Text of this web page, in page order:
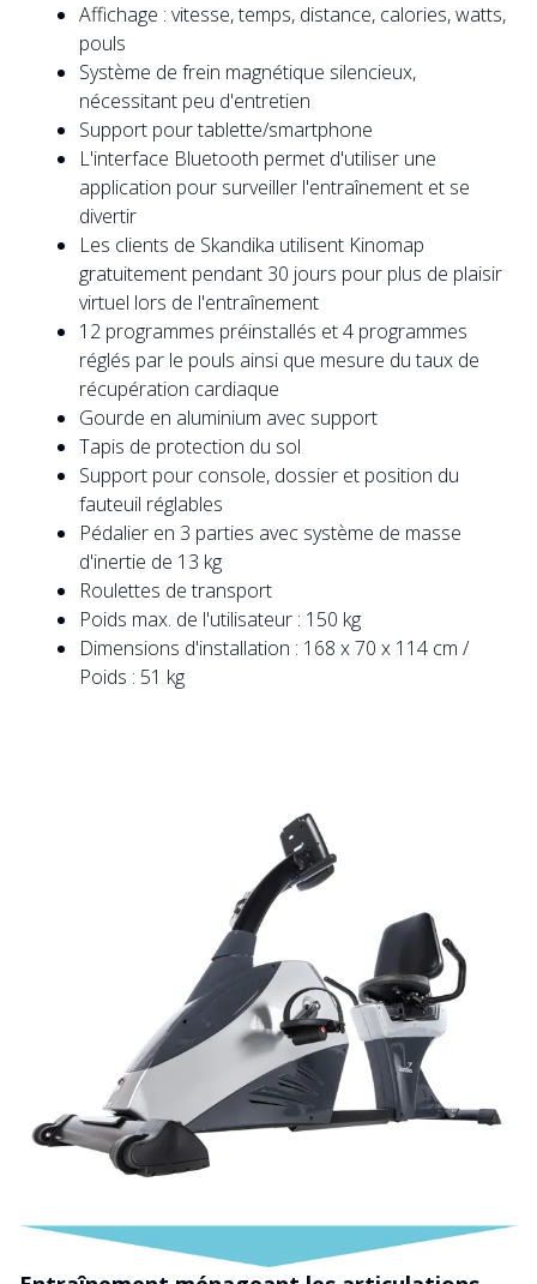
Affichage : vitesse, temps, distance, calories, watts,
pouls
Système de frein magnétique silencieux,
nécessitant peu d'entretien
Support pour tablette/smartphone
L'interface Bluetooth permet d'utiliser une
application pour surveiller l'entraînement et se
divertir
Les clients de Skandika utilisent Kinomap
gratuitement pendant 30 jours pour plus de plaisir
virtuel lors de l'entraînement
12 programmes préinstallés et 4 programmes
réglés par le pouls ainsi que mesure du taux de
récupération cardiaque
Gourde en aluminium avec support
Tapis de protection du sol
Support pour console, dossier et position du
fauteuil réglables
Pédalier en 3 parties avec système de masse
d'inertie de 13 kg
Roulettes de transport
Poids max. de l'utilisateur : 150 kg
Dimensions d'installation : 168 x 70 x 114 cm /
Poids : 51 kg